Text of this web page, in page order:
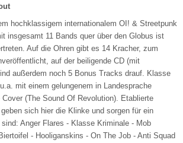
hochklassigem internationalem OI! & Streetpunk
insgesamt 11 Bands quer über den Globus ist
Auf die Ohren gibt es 14 Kracher, zum
auf der beiligende CD (mit
außerdem noch 5 Bonus Tracks drauf. Klasse
mit einem gelungenem in Landesprache
(The Sound Of Revolution). Etablierte
sich hier die Klinke und sorgen für ein
Anger Flares - Klasse Kriminale - Mob
- Hooliganskins - On The Job - Anti Squad